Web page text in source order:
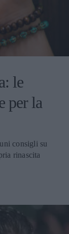
le
per la
consigli su
rinascita